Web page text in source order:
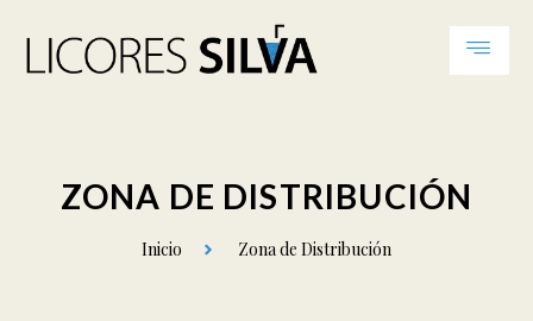
ZONA DE DISTRIBUCIÓN
Inicio Zona de Distribución